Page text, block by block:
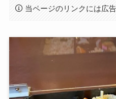
当ページのリンクには広